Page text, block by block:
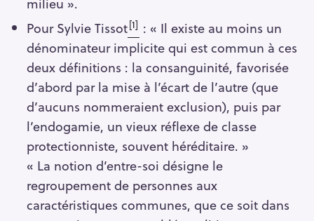
Pour Sylvie Tissot[1] : « Il existe au moins un
dénominateur implicite qui est commun à ces
deux définitions : la consanguinité, favorisée
d’abord par la mise à l’écart de l’autre (que
d’aucuns nommeraient exclusion), puis par
l’endogamie, un vieux réflexe de classe
protectionniste, souvent héréditaire. »
« La notion d’entre-soi désigne le
regroupement de personnes aux
caractéristiques communes, que ce soit dans